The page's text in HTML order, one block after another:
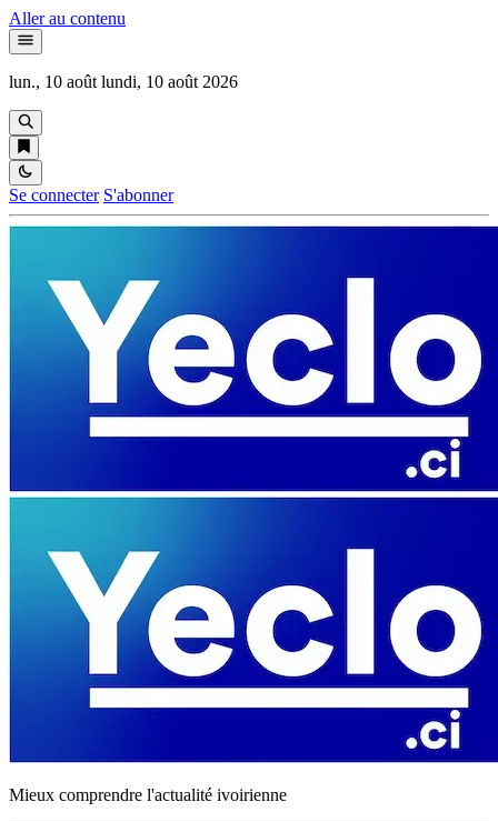
Aller au contenu
lun., 10 août lundi, 10 août 2026
Se connecter S'abonner
Mieux comprendre l'actualité ivoirienne